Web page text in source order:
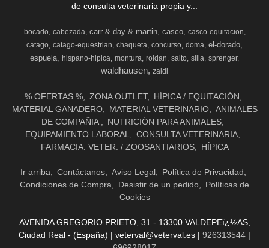
de consulta veterinaria propia y...
bocado cabezada carr & day & martin casco
casco-equitacion
catago catago-equestrian chaqueta concurso doma el-dorado
espuela hispano-hipica montura roldan salto silla sprenger
waldhausen zaldi
% OFERTAS % ZONA OUTLET
HÍPICA / EQUITACIÓN
MATERIAL GANADERO
MATERIAL VETERINARIO
ANIMALES
DE COMPAÑIA
NUTRICIÓN PARA ANIMALES
EQUIPAMIENTO LABORAL
CONSULTA VETERINARIA
FARMACIA. VETER. / ZOOSANTIARIOS
HÍPICA
Ir arriba Contáctanos Aviso Legal
Política de Privacidad
Condiciones de Compra
Desistir de un pedido
Políticas de
Cookies
AVENIDA GREGORIO PRIETO, 31 - 13300 VALDEPEï¿½AS,
Ciudad Real - (España) | veterval@veterval.es | 926313544 |